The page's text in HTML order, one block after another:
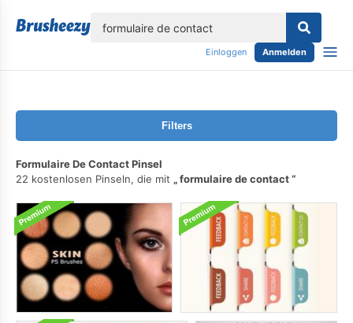
Einloggen Anmelden
Filters
Formulaire De Contact Pinsel
22 kostenlosen Pinseln, die mit
formulaire de contact